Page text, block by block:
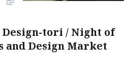
Design-tori / Night of
and Design Market